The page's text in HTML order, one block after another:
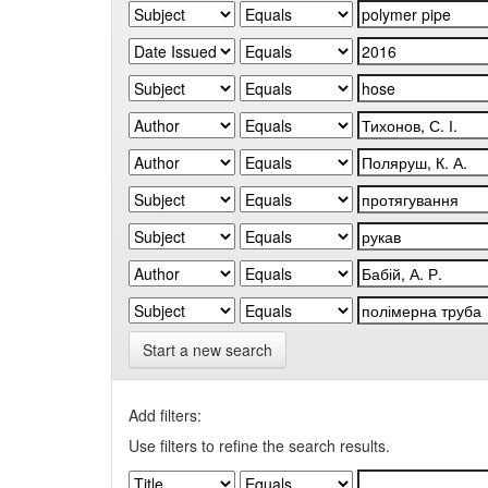
Start a new search
Add filters:
Use filters to refine the search results.